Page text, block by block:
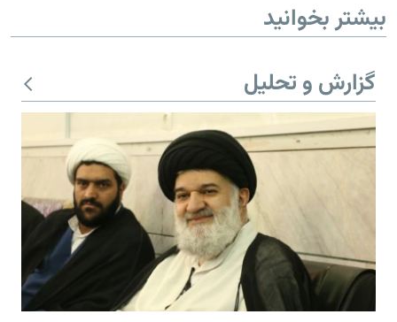
بیشتر بخوانید
گزارش و تحلیل